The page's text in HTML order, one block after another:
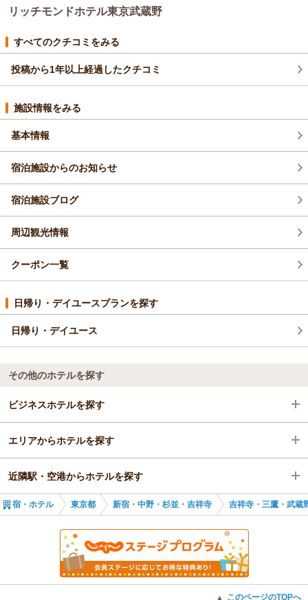
支配人 小西 フロント 杉澤
また、国立競技場でのライブという特別な一日に、数ある宿泊
し上げます。
ライブの余韻そのままに、快適にお過ごしいただけましたでし
ょうか。
お部屋の広さや立地の利便性、そしてスタッフの対応にご満足
す。
これからも心地よいご滞在をお届けできるよう、サービスの向
上に努めてまいります。
意してお待ちしております。
支配人 小西 フロント 笠原
リッチモンドホテル東京武蔵野
すべてのクチコミをみる
投稿から1年以上経過したクチコミ
施設情報をみる
基本情報
宿泊施設からのお知らせ
宿泊施設ブログ
周辺観光情報
クーポン一覧
日帰り・デイユースプランを探す
日帰り・デイユース
その他のホテルを探す
ビジネスホテルを探す
東京都
新宿・中野・杉並・吉祥寺
吉祥寺・三鷹・武蔵野
エリアからホテルを探す
東京都
新宿・中野・杉並・吉祥寺
吉祥寺・三鷹・武蔵野
三鷹駅
近隣駅・空港からホテルを探す
三鷹駅
吉祥寺駅
宿・ホテル 東京都 新宿・中野・杉並・吉祥寺 吉祥寺・三鷹・武蔵
▲ このページのTOPへ